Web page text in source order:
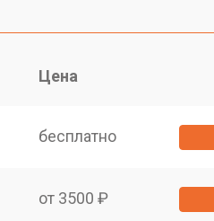
Цена
бесплатно
от 3500 ₽